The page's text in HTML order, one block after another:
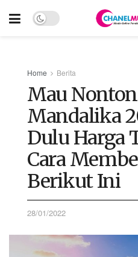
Home Berita
Mau
Mandalika
Dulu Harga
Cara
Berikut Ini
28/01/2022